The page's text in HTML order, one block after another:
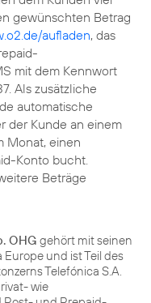
gewünschten Betrag
aufladen, das
mit dem Kennwort
Als zusätzliche
automatische
der Kunde an einem
Monat, einen
Konto bucht.
Beträge
OHG gehört mit seinen
und ist Teil des
Telefónica S.A.
wie